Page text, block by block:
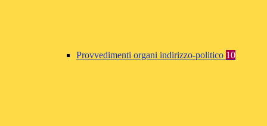
Provvedimenti organi indirizzo-politico 10